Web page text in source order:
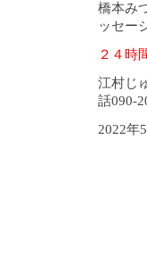
橋本み
ッセー
２４時
江村じ
話090-
2022年